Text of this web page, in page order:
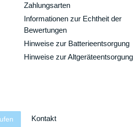
Zahlungsarten
Informationen zur Echtheit der
Bewertungen
Hinweise zur Batterieentsorgung
Hinweise zur Altgeräteentsorgung
Kontakt